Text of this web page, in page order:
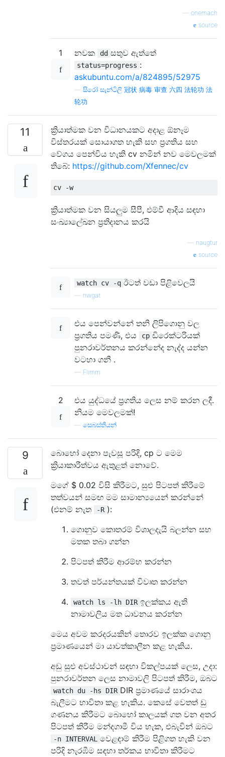
onemach
source
1 නවක dd සතුව ඇත්තේ
status=progress :
askubuntu.com/a/824895/52975
සිරෝ සැන්ටිලි 冠状 病毒 审查 六四 法轮功 法
轮功
11
ක්‍රියාත්මක වන විධානයකට අදාළ ඕනෑම
විස්තරයක් සොයාගත හැකි සහ ප්‍රගතිය සහ
වේගය පෙන්විය හැකි cv නමින් නව මෙවලමක්
තිබේ: https://github.com/Xfennec/cv
ක්‍රියාත්මක වන සියලුම සීපී, එම්වී ආදිය සඳහා
සංඛ්‍යාලේඛන ප්‍රතිදානය කරයි
naugtur
source
watch cv -q ඊටත් වඩා පිළිවෙලයි
nwgat
එය පෙන්වන්නේ තනි ලිපිගොනු වල
ප්‍රගතිය පමණි, එය
cp ඩිරෙක්ටරියක්
පුනරාවර්තනය කරන්නේද නැද්ද යන්න
වටහා ගනී .
— Flimm
2
එය යුද්ධයේ ප්‍රගතිය ලෙස නම් කරන ලදී.
නියම මෙවලමක්!
සෙබස්තියන්
9
බොහෝ දෙනා පැවසූ පරිදි, cp ට මෙම
ක්‍රියාකාරීත්වය ඇතුළත් නොවේ.
මගේ $ 0.02 විසි කිරීමට, සුළු පිටපත් කිරීමේ
තත්වයන් සමඟ මම සාමාන්‍යයෙන් කරන්නේ
(එනම් නැත
-R ):
ගොනුව කොතරම් විශාලදැයි බලන්න සහ
මතක තබා ගන්න
පිටපත් කිරීම ආරම්භ කරන්න
තවත් පර්යන්තයක් විවෘත කරන්න
watch ls -lh DIR ඉලක්කය ඇති
නාමාවලිය මත ධාවනය කරන්න
මෙය අවම කරදරයකින් තොරව ඉලක්ක ගොනු
ප්‍රමාණයෙන් මා යාවත්කාලීන කළ හැකිය.
අඩු සුළු අවස්ථාවන් සඳහා විකල්පයක් ලෙස, උදා:
පුනරාවර්තන ලෙස නාමාවලි පිටපත් කිරීම, ඔබට
watch du -hs DIR DIR ප්‍රමාණයේ සාරාංශය
බැලීමට භාවිතා කළ හැකිය. කෙසේ වෙතත් ඩු
ගණනය කිරීමට බොහෝ කාලයක් ගත වන අතර
පිටපත් කිරීම මන්දගාමී විය හැක, එබැවින් ඔබට
-n INTERVAL
වෙළඳාම් කිරීම පිළිගත හැකි වන
පරිදි නැරඹීම සඳහා තර්කය භාවිතා කිරීමට